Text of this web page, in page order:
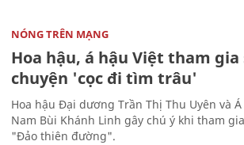
NÓNG TRÊN MẠNG
Hoa hậu, á hậu Việt tham gia
chuyện 'cọc đi tìm trâu'
Hoa hậu Đại dương Trần Thị Thu Uyên và
Nam Bùi Khánh Linh gây chú ý khi tham
"Đảo thiên đường".